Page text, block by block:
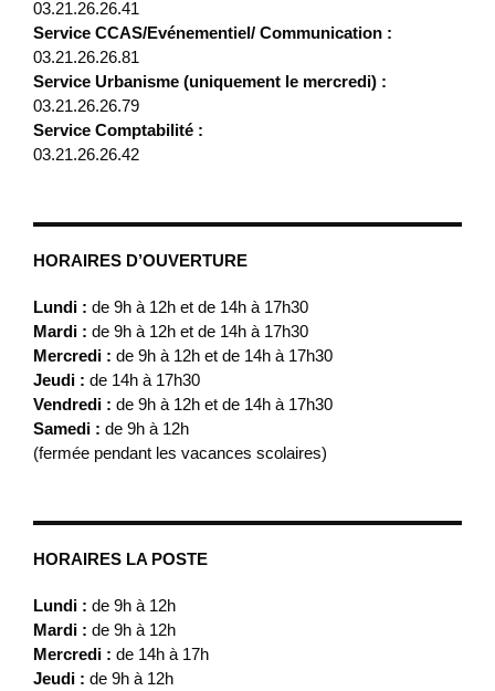
03.21.26.26.41
Service CCAS/Evénementiel/ Communication :
03.21.26.26.81
Service Urbanisme (uniquement le mercredi) :
03.21.26.26.79
Service Comptabilité :
03.21.26.26.42
HORAIRES D’OUVERTURE
Lundi : de 9h à 12h et de 14h à 17h30
Mardi : de 9h à 12h et de 14h à 17h30
Mercredi : de 9h à 12h et de 14h à 17h30
Jeudi : de 14h à 17h30
Vendredi : de 9h à 12h et de 14h à 17h30
Samedi : de 9h à 12h
(fermée pendant les vacances scolaires)
HORAIRES LA POSTE
Lundi : de 9h à 12h
Mardi : de 9h à 12h
Mercredi : de 14h à 17h
Jeudi : de 9h à 12h